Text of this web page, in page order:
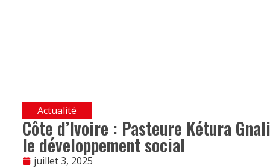
Actualité
Côte d’Ivoire : Pasteure Kétura
le développement social
juillet 3, 2025